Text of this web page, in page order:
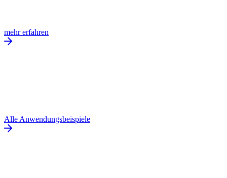
mehr erfahren
Alle Anwendungsbeispiele